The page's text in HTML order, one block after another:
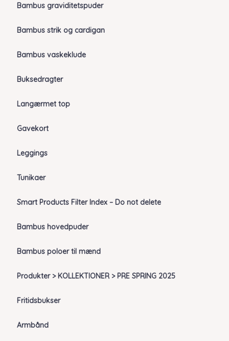
Bambus graviditetspuder
Bambus strik og cardigan
Bambus vaskeklude
Buksedragter
Langærmet top
Gavekort
Leggings
Tunikaer
Smart Products Filter Index – Do not delete
Bambus hovedpuder
Bambus poloer til mænd
Produkter > KOLLEKTIONER > PRE SPRING 2025
Fritidsbukser
Armbånd